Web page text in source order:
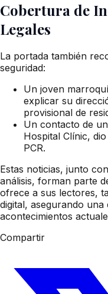
Cobertura de
Legales
La portada también
seguridad:
Un joven
explicar su
provisional de
Un contacto de
Hospital Clínic,
PCR.
Estas noticias, junto
análisis, forman parte
ofrece a sus lectores,
digital, asegurando
acontecimientos
Compartir